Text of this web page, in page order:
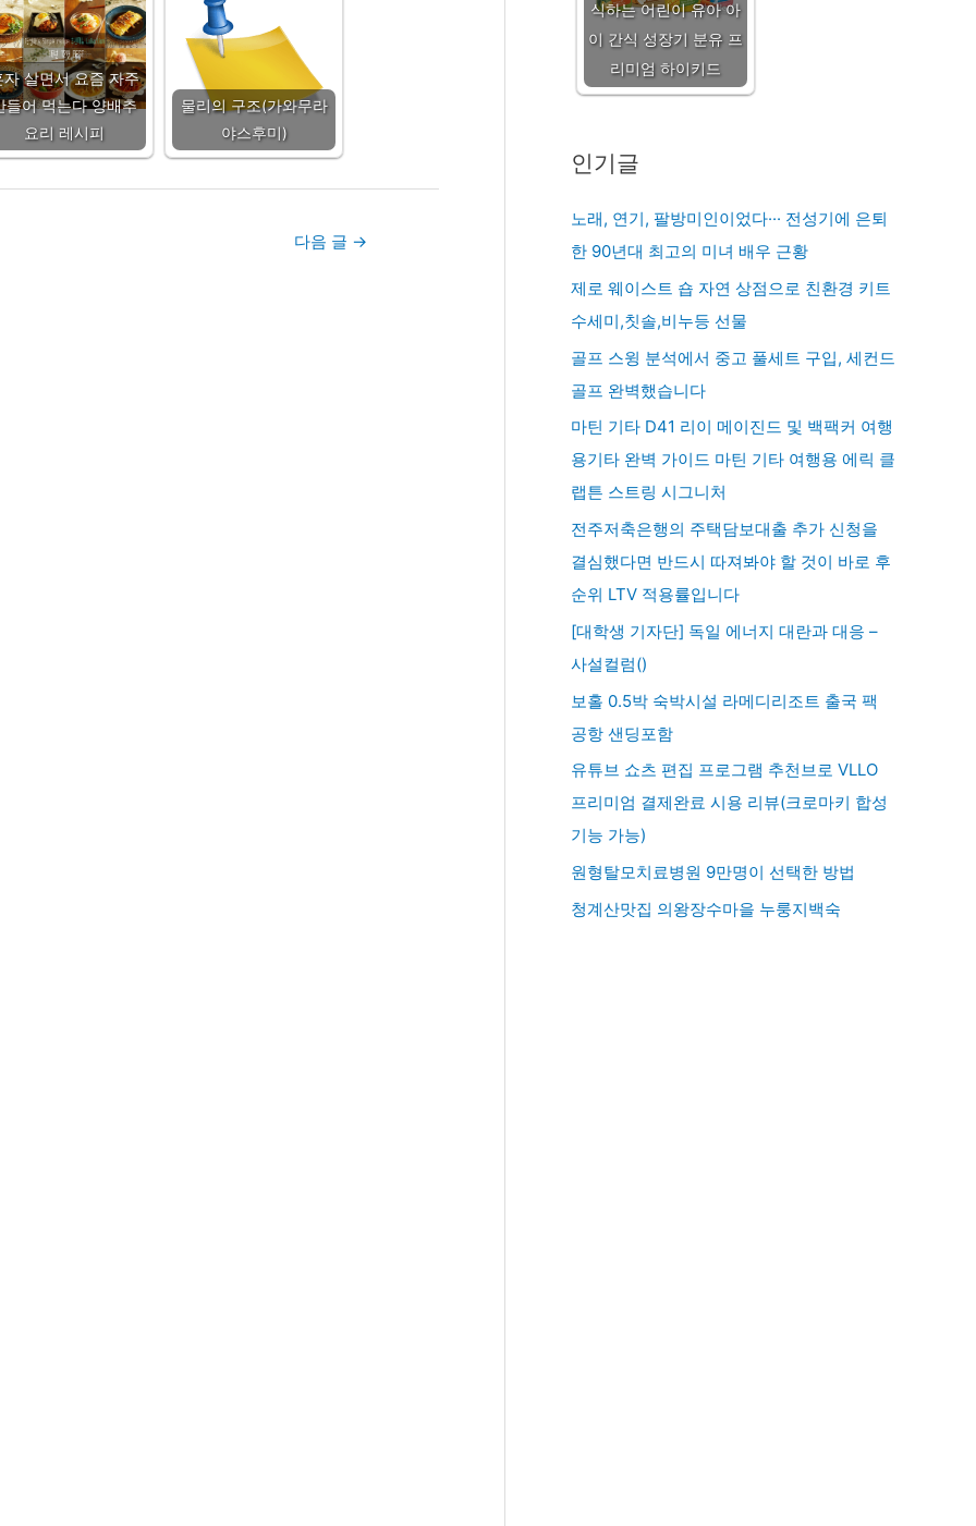
자 살면서 요즘 자주
들어 먹는다 양배추
요리 레시피
물리의 구조(가와무라
야스후미)
다음 글 →
식하는 어린이 유아 아
이 간식 성장기 분유 프
리미엄 하이키드
인기글
노래, 연기, 팔방미인이었다··· 전성기에 은퇴
한 90년대 최고의 미녀 배우 근황
제로 웨이스트 숍 자연 상점으로 친환경 키트
수세미,칫솔,비누등 선물
골프 스윙 분석에서 중고 풀세트 구입, 세컨드
골프 완벽했습니다
마틴 기타 D41 리이 메이진드 및 백팩커 여행
용기타 완벽 가이드 마틴 기타 여행용 에릭 클
랩튼 스트링 시그니처
전주저축은행의 주택담보대출 추가 신청을
결심했다면 반드시 따져봐야 할 것이 바로 후
순위 LTV 적용률입니다
[대학생 기자단] 독일 에너지 대란과 대응 –
사설컬럼()
보홀 0.5박 숙박시설 라메디리조트 출국 팩
공항 샌딩포함
유튜브 쇼츠 편집 프로그램 추천브로 VLLO
프리미엄 결제완료 시용 리뷰(크로마키 합성
기능 가능)
원형탈모치료병원 9만명이 선택한 방법
청계산맛집 의왕장수마을 누룽지백숙